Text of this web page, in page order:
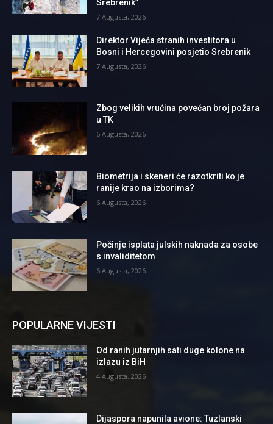
Srebrenik”
7 Augusta, 2026
Direktor Vijeća stranih investitora u
Bosni i Hercegovini posjetio Srebrenik
7 Augusta, 2026
Zbog velikih vrućina povećan broj požara
u TK
6 Augusta, 2026
Biometrija i skeneri će razotkriti ko je
ranije krao na izborima?
6 Augusta, 2026
Počinje isplata julskih naknada za osobe
s invaliditetom
6 Augusta, 2026
POPULARNE VIJESTI
Od ranih jutarnjih sati duge kolone na
izlazu iz BiH
4 Augusta, 2026
Dijaspora napunila avione: Tuzlanski